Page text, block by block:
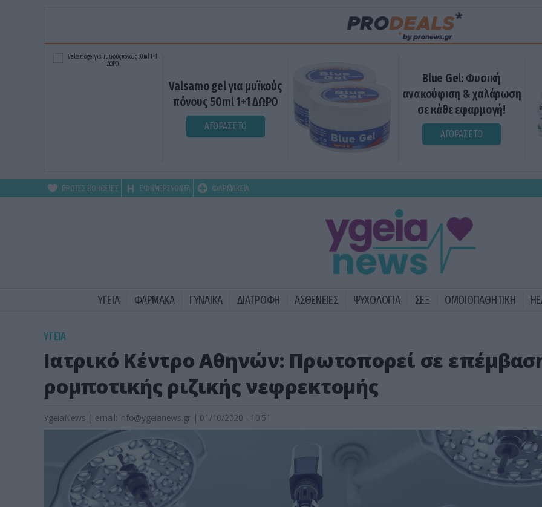
Valsamo gel για μυϊκούς
πόνους 50ml 1+1 ΔΩΡΟ
ΑΓΟΡΑΣΕ ΤΟ
Blue Gel: Φυσική
ανακούφιση & χαλάρωση
σε κάθε εφαρμογή!
ΑΓΟΡΑΣΕ ΤΟ
ΠΡΩΤΕΣ ΒΟΗΘΕΙΕΣ ΕΦΗΜΕΡΕΥΟΝΤΑ ΦΑΡΜΑΚΕΙΑ
ΥΓΕΙΑ ΦΑΡΜΑΚΑ ΓΥΝΑΙΚΑ ΔΙΑΤΡΟΦΗ ΑΣΘΕΝΕΙΕΣ ΨΥΧΟΛΟΓΙΑ ΣΕΞ ΟΜΟΙΟΠΑΘΗΤΙΚΗ
ΥΓΕΙΑ
Ιατρικό Κέντρο Αθηνών: Πρωτοπορεί σε
ρομποτικής ριζικής νεφρεκτομής
YgeiaNews | email: info@ygeianews.gr | 01/10/2020 - 10:51